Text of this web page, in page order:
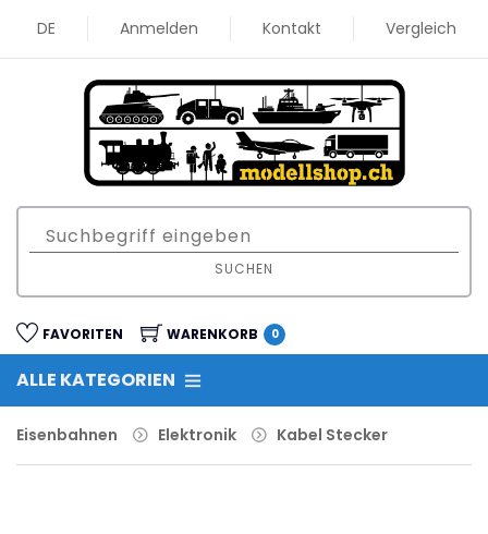
DE Anmelden Kontakt Vergleich
SUCHEN
FAVORITEN WARENKORB 0
ALLE KATEGORIEN
Eisenbahnen Elektronik Kabel Stecker